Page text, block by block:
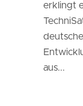
erklingt
aus...